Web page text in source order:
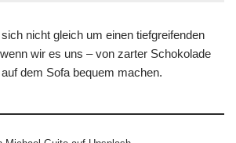
nicht gleich um einen tiefgreifenden
wir es uns – von zarter Schokolade
dem Sofa bequem machen.